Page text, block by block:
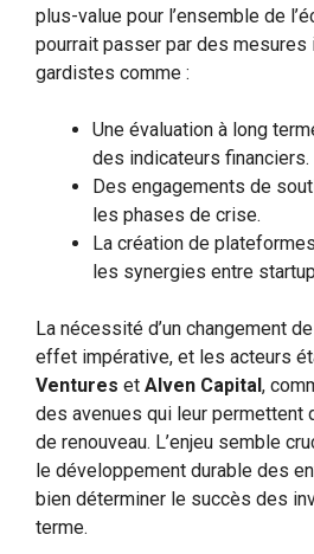
plus-value pour l’ensemble de
pourrait passer par des mesures
gardistes comme :
Une évaluation à long
des indicateurs financiers.
Des engagements de
les phases de crise.
La création de
les synergies entre
La nécessité d’un changement
effet impérative, et les acteurs
Ventures et Alven Capital,
des avenues qui leur permettent
de renouveau. L’enjeu semble
le développement durable des
bien déterminer le succès des
terme.